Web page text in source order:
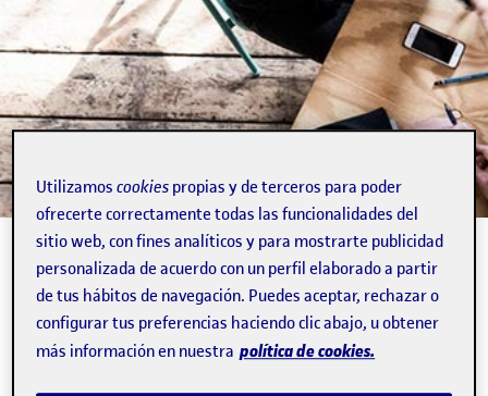
Organización de la I+D+i
Normativa académica y de investigación
Utilizamoscookies propias y de terceros para poder
ofrecerte correctamente todas las funcionalidades del
sitio web, con fines analíticos y para mostrarte publicidad
personalizada de acuerdo con un perfil elaborado a partir
de tus hábitos de navegación. Puedes aceptar, rechazar o
configurar tus preferencias haciendo clic abajo, u obtener
más información en nuestra política de cookies.